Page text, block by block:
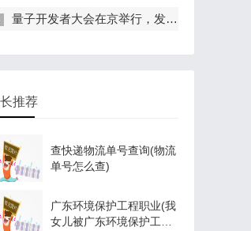
量子开发者大会在京举行，发布全球首个全平台量子软硬一体解
推荐
查快递物流单号查询(物流
单号怎么查)
广东环境保护工程职业(我
女儿被广东环境保护工程